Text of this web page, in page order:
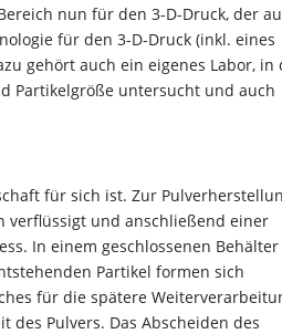
nun für den 3-D-Druck, der
für den 3-D-Druck (inkl. eines
gehört auch ein eigenes Labor, in
Partikelgröße untersucht und auch
für sich ist. Zur
verflüssigt und anschließend einer
In einem geschlossenen
Partikel formen sich
für die spätere
des Pulvers. Das Abscheiden des